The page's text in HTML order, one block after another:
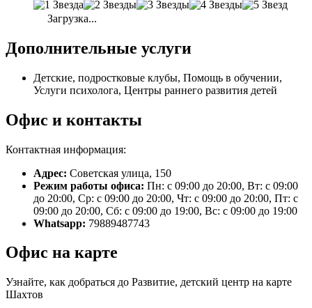
Загрузка...
Дополнительные услуги
Детские, подростковые клубы, Помощь в обучении,
Услуги психолога, Центры раннего развития детей
Офис и контакты
Контактная информация:
Адрес: Советская улица, 150
Режим работы офиса: Пн: с 09:00 до 20:00, Вт: с 09:00
до 20:00, Ср: с 09:00 до 20:00, Чт: с 09:00 до 20:00, Пт: с
09:00 до 20:00, Сб: с 09:00 до 19:00, Вс: с 09:00 до 19:00
Whatsapp: 79889487743
Офис на карте
Узнайте, как добраться до Развитие, детский центр на карте
Шахтов